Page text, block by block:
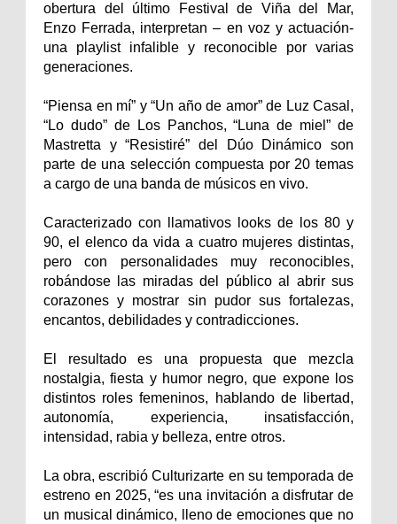
obertura del último Festival de Viña del Mar,
Enzo Ferrada, interpretan – en voz y actuación-
una playlist infalible y reconocible por varias
generaciones.
“Piensa en mí” y “Un año de amor” de Luz Casal,
“Lo dudo” de Los Panchos, “Luna de miel” de
Mastretta y “Resistiré” del Dúo Dinámico son
parte de una selección compuesta por 20 temas
a cargo de una banda de músicos en vivo.
Caracterizado con llamativos looks de los 80 y
90, el elenco da vida a cuatro mujeres distintas,
pero con personalidades muy reconocibles,
robándose las miradas del público al abrir sus
corazones y mostrar sin pudor sus fortalezas,
encantos, debilidades y contradicciones.
El resultado es una propuesta que mezcla
nostalgia, fiesta y humor negro, que expone los
distintos roles femeninos, hablando de libertad,
autonomía, experiencia, insatisfacción,
intensidad, rabia y belleza, entre otros.
La obra, escribió Culturizarte en su temporada de
estreno en 2025, “es una invitación a disfrutar de
un musical dinámico, lleno de emociones que no